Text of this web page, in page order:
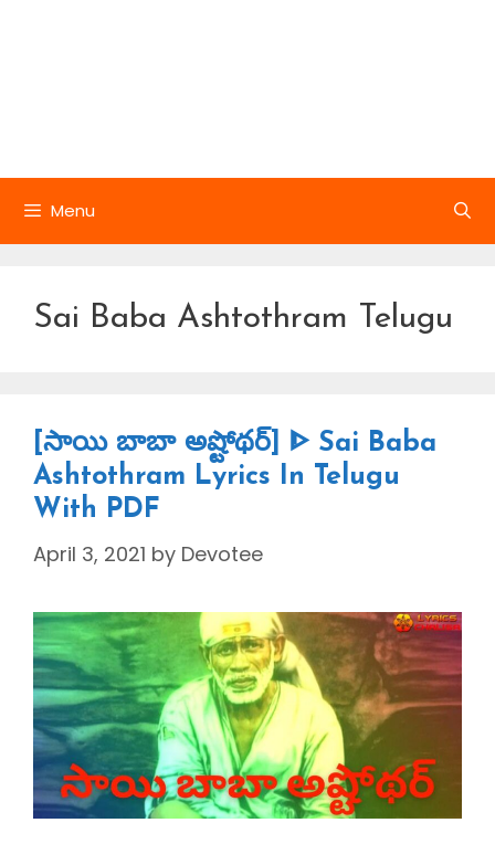
Menu
Sai Baba Ashtothram Telugu
[సాయి బాబా అష్టోథర్] ᐈ Sai Baba
Ashtothram Lyrics In Telugu
With PDF
April 3, 2021 by Devotee